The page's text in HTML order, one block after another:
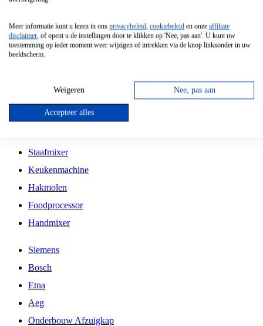
Vrijstaande Magnetron
Vrijstaande Kookplaat
Inbouw Gaskookplaat
Inbouw Keramische Kookplaat
Kookplaat Accessoires
Staafmixer
Keukenmachine
Hakmolen
Foodprocessor
Handmixer
Siemens
Bosch
Etna
Aeg
Onderbouw Afzuigkap
Meer informatie kunt u lezen in ons privacybeleid, cookiebeleid en onze affiliate
disclaimer, of opent u de instellingen door te klikken op 'Nee, pas aan'. U kunt uw
toestemming op ieder moment weer wijzigen of intrekken via de knop linksonder in uw
beeldscherm.
Weigeren Nee, pas aan
Accepteer alles